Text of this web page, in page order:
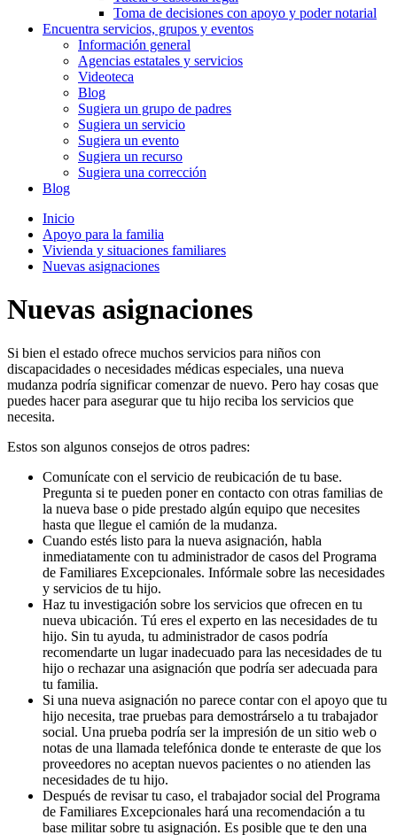
Toma de decisiones con apoyo y poder notarial
Encuentra servicios, grupos y eventos
Información general
Agencias estatales y servicios
Videoteca
Blog
Sugiera un grupo de padres
Sugiera un servicio
Sugiera un evento
Sugiera un recurso
Sugiera una corrección
Blog
Inicio
Apoyo para la familia
Vivienda y situaciones familiares
Nuevas asignaciones
Nuevas asignaciones
Si bien el estado ofrece muchos servicios para niños con
discapacidades o necesidades médicas especiales, una nueva
mudanza podría significar comenzar de nuevo. Pero hay cosas que
puedes hacer para asegurar que tu hijo reciba los servicios que
necesita.
Estos son algunos consejos de otros padres:
Comunícate con el servicio de reubicación de tu base.
Pregunta si te pueden poner en contacto con otras familias de
la nueva base o pide prestado algún equipo que necesites
hasta que llegue el camión de la mudanza.
Cuando estés listo para la nueva asignación, habla
inmediatamente con tu administrador de casos del Programa
de Familiares Excepcionales. Infórmale sobre las necesidades
y servicios de tu hijo.
Haz tu investigación sobre los servicios que ofrecen en tu
nueva ubicación. Tú eres el experto en las necesidades de tu
hijo. Sin tu ayuda, tu administrador de casos podría
recomendarte un lugar inadecuado para las necesidades de tu
hijo o rechazar una asignación que podría ser adecuada para
tu familia.
Si una nueva asignación no parece contar con el apoyo que tu
hijo necesita, trae pruebas para demostrárselo a tu trabajador
social. Una prueba podría ser la impresión de un sitio web o
notas de una llamada telefónica donde te enteraste de que los
proveedores no aceptan nuevos pacientes o no atienden las
necesidades de tu hijo.
Después de revisar tu caso, el trabajador social del Programa
de Familiares Excepcionales hará una recomendación a tu
base militar sobre tu asignación. Es posible que te den una